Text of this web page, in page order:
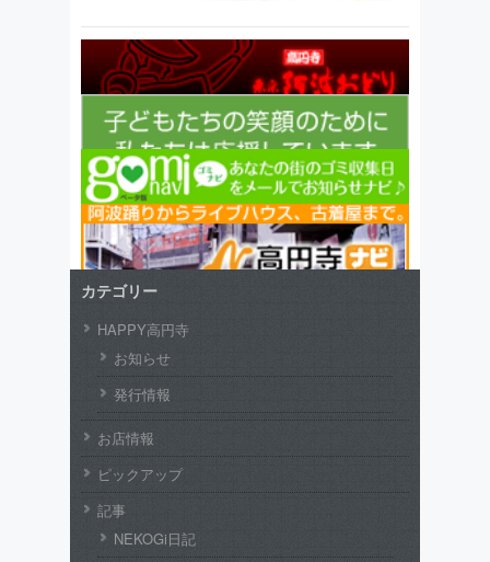
カテゴリー
HAPPY高円寺
お知らせ
発行情報
お店情報
ピックアップ
記事
NEKOGi日記